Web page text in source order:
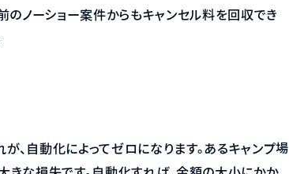
のノーショー案件からもキャンセル料を回収でき
、自動化によってゼロになります。あるキャンプ場